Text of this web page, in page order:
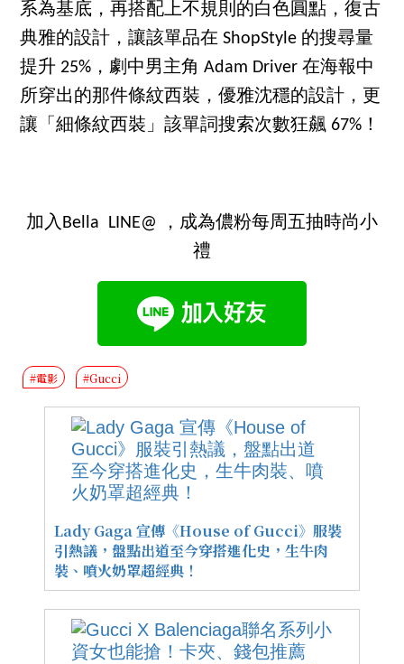
系為基底，再搭配上不規則的白色圓點，復古
典雅的設計，讓該單品在 ShopStyle 的搜尋量
提升 25%，劇中男主角 Adam Driver 在海報中
所穿出的那件條紋西裝，優雅沈穩的設計，更
讓「細條紋西裝」該單詞搜索次數狂飆 67%！
加入Bella LINE@ ，成為儂粉每周五抽時尚小
禮
#電影 #Gucci
Lady Gaga 宣傳《House of Gucci》服裝
引熱議，盤點出道至今穿搭進化史，生牛肉
裝、噴火奶罩超經典！